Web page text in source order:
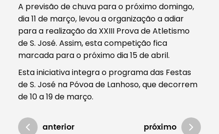
A previsão de chuva para o próximo domingo,
dia 11 de março, levou a organização a adiar
para a realização da XXIII Prova de Atletismo
de S. José. Assim, esta competição fica
marcada para o próximo dia 15 de abril.
Esta iniciativa integra o programa das Festas
de S. José na Póvoa de Lanhoso, que decorrem
de 10 a 19 de março.
anterior próximo